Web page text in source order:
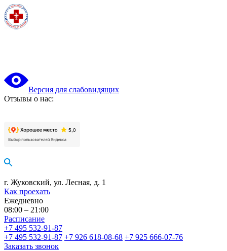
Версия для слабовидящих
Отзывы о нас:
г. Жуковский, ул. Лесная, д. 1
Как проехать
Ежедневно
08:00 – 21:00
Расписание
+7 495 532-91-87
+7 495 532-91-87 +7 926 618-08-68 +7 925 666-07-76
Заказать звонок